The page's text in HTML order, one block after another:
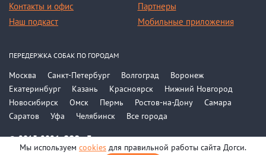
Контакты и офис
Наш подкаст
Партнеры
Мобильные приложения
© 2015-2026, ООО «Догси»
Политика конфиденциальности
ПЕРЕДЕРЖКА СОБАК ПО ГОРОДАМ
Москва Санкт-Петербург Волгоград
Воронеж
Екатеринбург
Казань Красноярск
Нижний Новгород
Новосибирск
Омск Пермь Ростов-на-Дону
Самара
Саратов
Уфа Челябинск Все города
Мы используем cookies для правильной работы сайта Догси.